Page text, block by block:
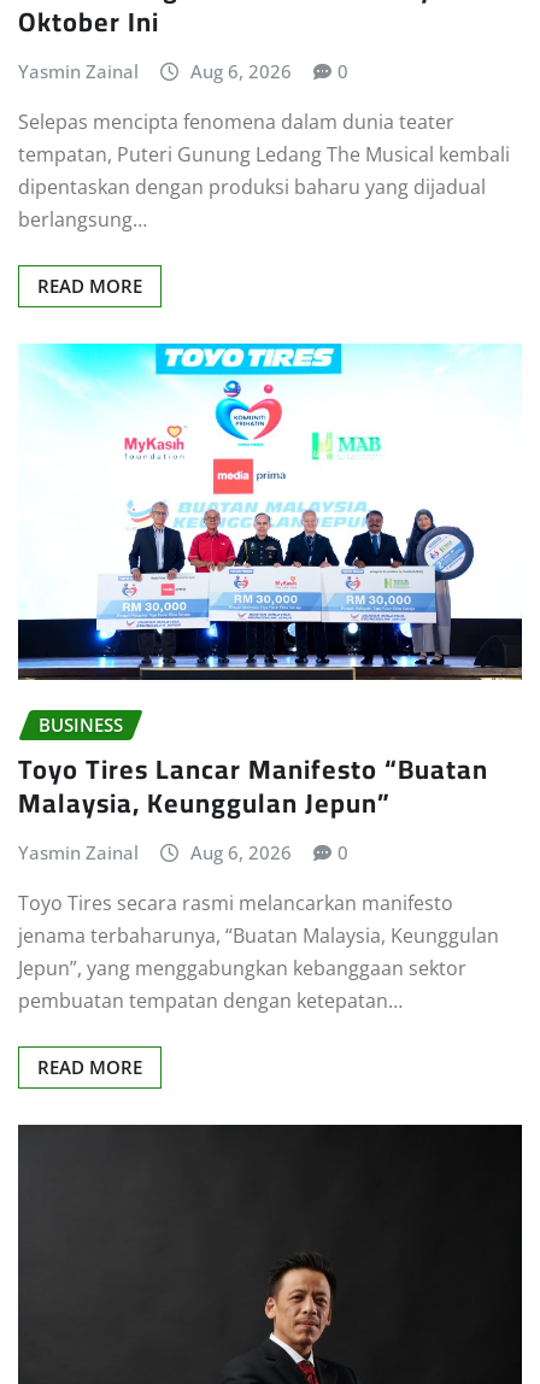
Oktober Ini
Yasmin Zainal Aug 6, 2026 0
Selepas mencipta fenomena dalam dunia teater
tempatan, Puteri Gunung Ledang The Musical kembali
dipentaskan dengan produksi baharu yang dijadual
berlangsung…
READ MORE
BUSINESS
Toyo Tires Lancar Manifesto “Buatan
Malaysia, Keunggulan Jepun”
Yasmin Zainal Aug 6, 2026 0
Toyo Tires secara rasmi melancarkan manifesto
jenama terbaharunya, “Buatan Malaysia, Keunggulan
Jepun”, yang menggabungkan kebanggaan sektor
pembuatan tempatan dengan ketepatan…
READ MORE